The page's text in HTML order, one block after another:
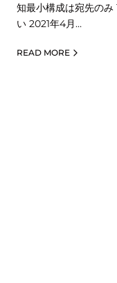
知最小構成は宛先のみ
い 2021年4月…
READ MORE